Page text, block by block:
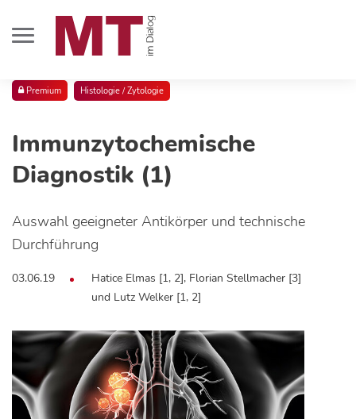
Premium Histologie / Zytologie
Immunzytochemische
Diagnostik (1)
Auswahl geeigneter Antikörper und technische
Durchführung
03.06.19
Hatice Elmas [1, 2], Florian Stellmacher [3]
und Lutz Welker [1, 2]